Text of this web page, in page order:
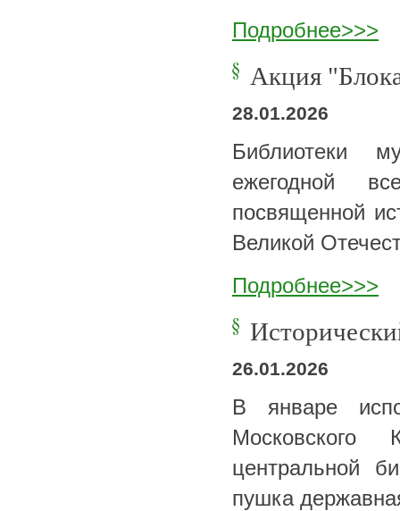
Подробнее>>>
Акция
28.01.2026
Библиотеки
ежегодной
посвященной
Великой
Подробнее>>>
26.01.2026
В январе
Московского
центральной
пушка